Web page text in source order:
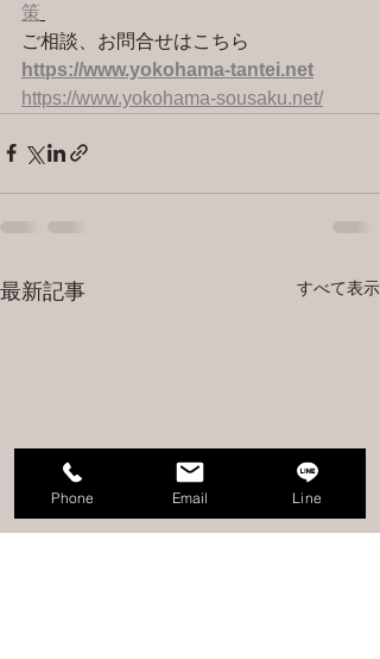
策
ご相談、お問合せはこちら
https://www.yokohama-tantei.net
https://www.yokohama-sousaku.net/
最新記事 すべて表示
Phone Email Line